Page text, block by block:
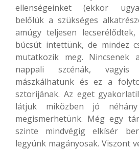
ellenségeinket (ekkor
belőlük a szükséges
amúgy teljesen
búcsút intettünk, de mindez
mutatkozik meg. Nincsenek
nappali szcénák,
mászkálhatunk és ez a
sztorijának. Az eget
látjuk miközben jó
megismerhetünk. Még egy
szinte mindvégig elkísér
legyünk magányosak. Viszont